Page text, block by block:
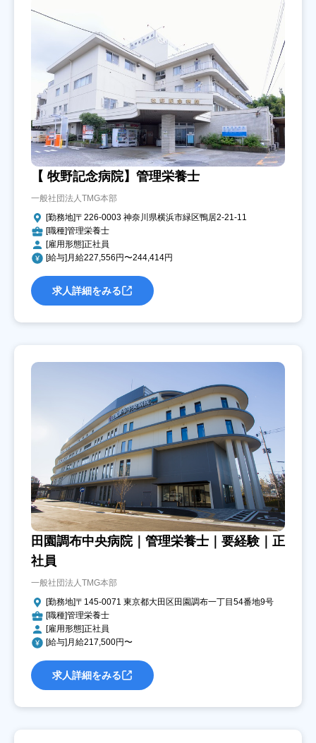
【 牧野記念病院】管理栄養士
一般社団法人TMG本部
[勤務地]〒226-0003 神奈川県横浜市緑区鴨居2-21-11
[職種]管理栄養士
[雇用形態]正社員
[給与]月給227,556円〜244,414円
求人詳細をみる
田園調布中央病院｜管理栄養士｜要経験｜正
社員
一般社団法人TMG本部
[勤務地]〒145-0071 東京都大田区田園調布一丁目54番地9号
[職種]管理栄養士
[雇用形態]正社員
[給与]月給217,500円〜
求人詳細をみる